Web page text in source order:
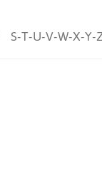
S-T-U-V-W-X-Y-